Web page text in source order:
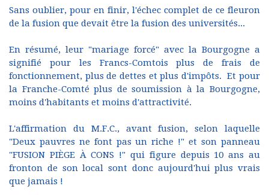
Sans oublier, pour en finir, l'échec complet de ce fleuron
de la fusion que devait être la fusion des universités...
En résumé, leur "mariage forcé" avec la Bourgogne a
signifié pour les Francs-Comtois plus de frais de
fonctionnement, plus de dettes et plus d'impôts. Et pour
la Franche-Comté plus de soumission à la Bourgogne,
moins d'habitants et moins d'attractivité.
L'affirmation du M.F.C., avant fusion, selon laquelle
"Deux pauvres ne font pas un riche !" et son panneau
"FUSION PIÈGE À CONS !" qui figure depuis 10 ans au
fronton de son local sont donc aujourd'hui plus vrais
que jamais !